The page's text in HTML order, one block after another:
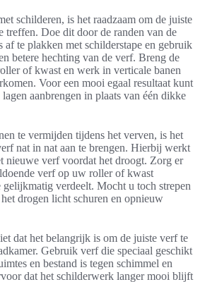
schilderen, is het raadzaam om de juiste
treffen. Doe dit door de randen van de
af te plakken met schilderstape en gebruik
betere hechting van de verf. Breng de
of kwast en werk in verticale banen
Voor een mooi egaal resultaat kunt
aanbrengen in plaats van één dikke
te vermijden tijdens het verven, is het
nat in nat aan te brengen. Hierbij werkt
nieuwe verf voordat het droogt. Zorg er
verf op uw roller of kwast
gelijkmatig verdeelt. Mocht u toch strepen
drogen licht schuren en opnieuw
dat het belangrijk is om de juiste verf te
Gebruik verf die speciaal geschikt
en bestand is tegen schimmel en
dat het schilderwerk langer mooi blijft